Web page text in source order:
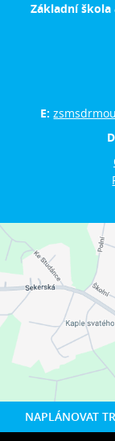
NAPLÁNOVAT
Základní
E: